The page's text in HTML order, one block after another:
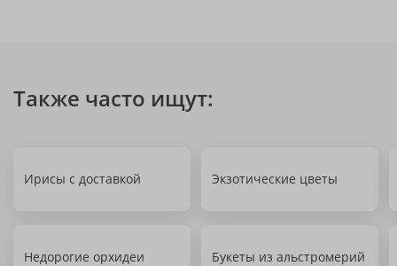
Также часто ищут:
Ирисы с доставкой Экзотические цветы
Недорогие орхидеи Букеты из альстромерий